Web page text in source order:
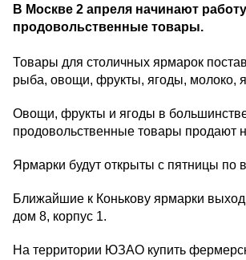
В Москве 2 апреля начинают
продовольственные товары.
Товары для столичных ярмарок
рыба, овощи, фрукты, ягоды, молоко,
Овощи, фрукты и ягоды в
продовольственные товары продают
Ярмарки будут открыты с пятницы по
Ближайшие к Конькову ярмарки
дом 8, корпус 1.
На территории ЮЗАО купить